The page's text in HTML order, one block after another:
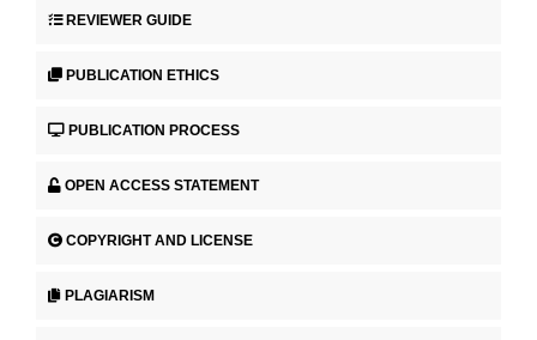
REVIEWER GUIDE
PUBLICATION ETHICS
PUBLICATION PROCESS
OPEN ACCESS STATEMENT
COPYRIGHT AND LICENSE
PLAGIARISM